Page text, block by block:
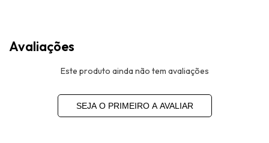
Avaliações
Este produto ainda não tem avaliações
SEJA O PRIMEIRO A AVALIAR